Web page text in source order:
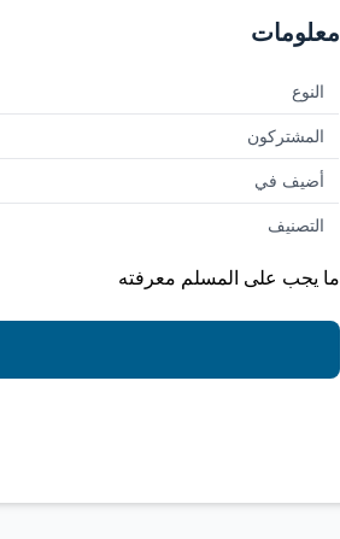
معلومات
النوع
المشتركون
أضيف في
التصنيف
ما يجب على المسلم معرفته